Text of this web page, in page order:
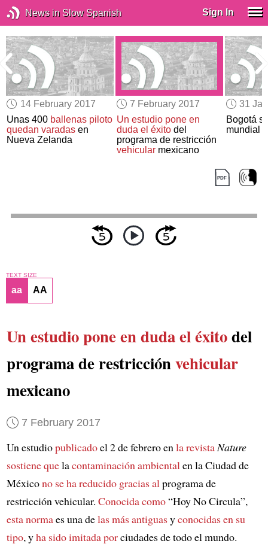
News in Slow Spanish Sign In
14 February 2017
Unas 400 ballenas piloto
quedan varadas en
Nueva Zelanda
7 February 2017
Un estudio pone en
duda el éxitodel
programa de restricción
vehicularmexicano
31
Bogotá
mundial
TEXT SIZE
aa AA
Un estudiopone en duda el éxitodel
programa de restricciónvehicular
mexicano
7 February 2017
Un estudiopublicadoel 2 de febrero enla revistaNature
sostiene quelacontaminación ambientalen la Ciudad de
Méxicono se ha reducido gracias alprograma de
restricción vehicular. Conocida como“Hoy No Circula”,
esta normaes una delas más antiguasyconocidasen su
tipo, yha sido imitada porciudades de todo el mundo.